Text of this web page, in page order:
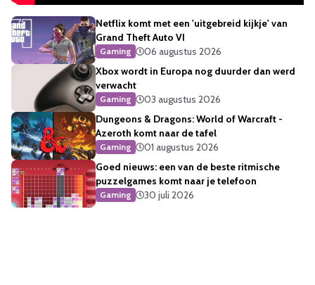
Netflix komt met een 'uitgebreid kijkje' van
Grand Theft Auto VI
Gaming
06 augustus 2026
Xbox wordt in Europa nog duurder dan werd
verwacht
Gaming
03 augustus 2026
Dungeons & Dragons: World of Warcraft -
Azeroth komt naar de tafel
Gaming
01 augustus 2026
Goed nieuws: een van de beste ritmische
puzzelgames komt naar je telefoon
Gaming 30 juli 2026